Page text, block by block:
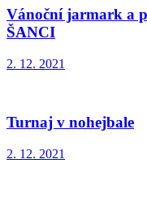
Vánoční jarmark a
ŠANCI
2. 12. 2021
Turnaj v nohejbale
2. 12. 2021